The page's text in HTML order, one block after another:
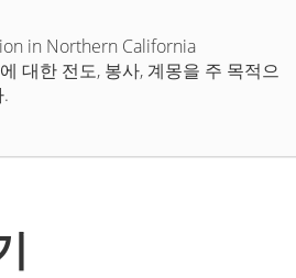
in Northern California
대한 전도, 봉사, 계몽을 주 목적으